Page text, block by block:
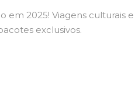
2025! Viagens culturais e
exclusivos.